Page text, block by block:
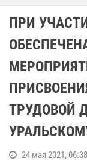
ПРИ
ТРУДОВОЙ
24 мая 2021, 06:38